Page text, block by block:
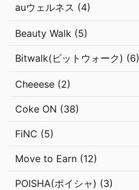
auウェルネス (4)
Beauty Walk (5)
Bitwalk(ビットウォーク) (6)
Cheeese (2)
Coke ON (38)
FiNC (5)
Move to Earn (12)
POISHA(ポイシャ) (3)